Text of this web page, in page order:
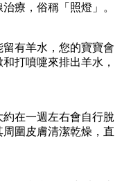
療，俗稱「照燈」。
有羊水，您的寶寶會
打噴嚏來排出羊水，
在一週左右會自行脫
圍皮膚清潔乾燥，直